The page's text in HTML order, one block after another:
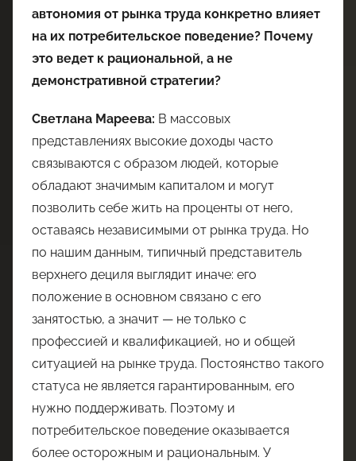
автономия от рынка труда конкретно влияет
на их потребительское поведение? Почему
это ведет к рациональной, а не
демонстративной стратегии?
Светлана Мареева: В массовых
представлениях высокие доходы часто
связываются с образом людей, которые
обладают значимым капиталом и могут
позволить себе жить на проценты от него,
оставаясь независимыми от рынка труда. Но
по нашим данным, типичный представитель
верхнего дециля выглядит иначе: его
положение в основном связано с его
занятостью, а значит — не только с
профессией и квалификацией, но и общей
ситуацией на рынке труда. Постоянство такого
статуса не является гарантированным, его
нужно поддерживать. Поэтому и
потребительское поведение оказывается
более осторожным и рациональным. У